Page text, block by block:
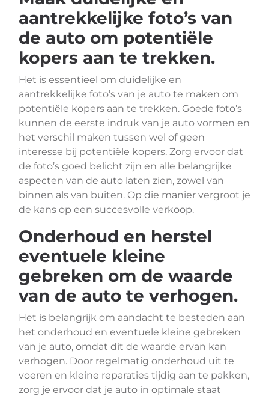
aantrekkelijke foto’s van
de auto om potentiële
kopers aan te trekken.
Het is essentieel om duidelijke en
aantrekkelijke foto’s van je auto te maken om
potentiële kopers aan te trekken. Goede foto’s
kunnen de eerste indruk van je auto vormen en
het verschil maken tussen wel of geen
interesse bij potentiële kopers. Zorg ervoor dat
de foto’s goed belicht zijn en alle belangrijke
aspecten van de auto laten zien, zowel van
binnen als van buiten. Op die manier vergroot je
de kans op een succesvolle verkoop.
Onderhoud en herstel
eventuele kleine
gebreken om de waarde
van de auto te verhogen.
Het is belangrijk om aandacht te besteden aan
het onderhoud en eventuele kleine gebreken
van je auto, omdat dit de waarde ervan kan
verhogen. Door regelmatig onderhoud uit te
voeren en kleine reparaties tijdig aan te pakken,
zorg je ervoor dat je auto in optimale staat